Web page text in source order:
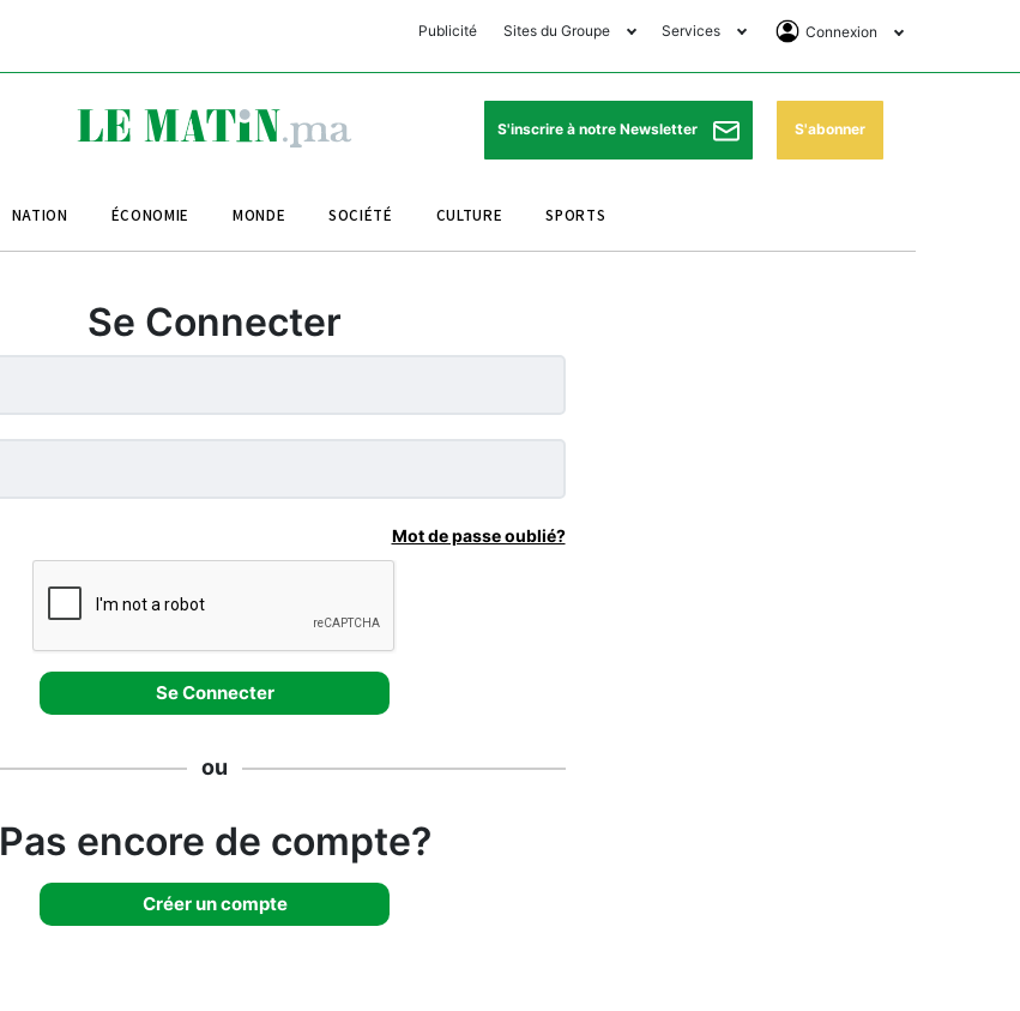
Publicité Sites du Groupe
Club Avantages
Le Matin Sports
Le Matin Store
Services
Horaires de prières
Pharmacies de garde
Programme TV
Connexion
Se Connecter
Abonnement
S'inscrire à notre Newsletter S'abonner
NATION ÉCONOMIE MONDE SOCIÉTÉ CULTURE SPORTS
Se Connecter
Mot de passe oublié?
ou
Pas encore de compte?
Créer un compte